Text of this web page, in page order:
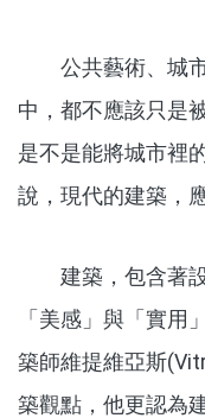
公共藝術、城市
中，都不應該只是
是不是能將城市裡
說，現代的建築，
建築，包含著設
「美感」與「實用
築師維提維亞斯
築觀點，他更認為